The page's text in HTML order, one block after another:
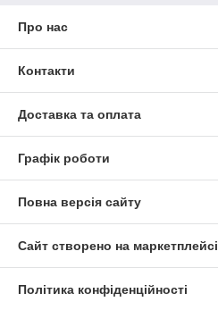
Про нас
Контакти
Доставка та оплата
Графік роботи
Повна версія сайту
Сайт створено на маркетплейсі
Політика конфіденційності